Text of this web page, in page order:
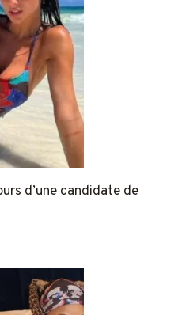
d’une candidate de